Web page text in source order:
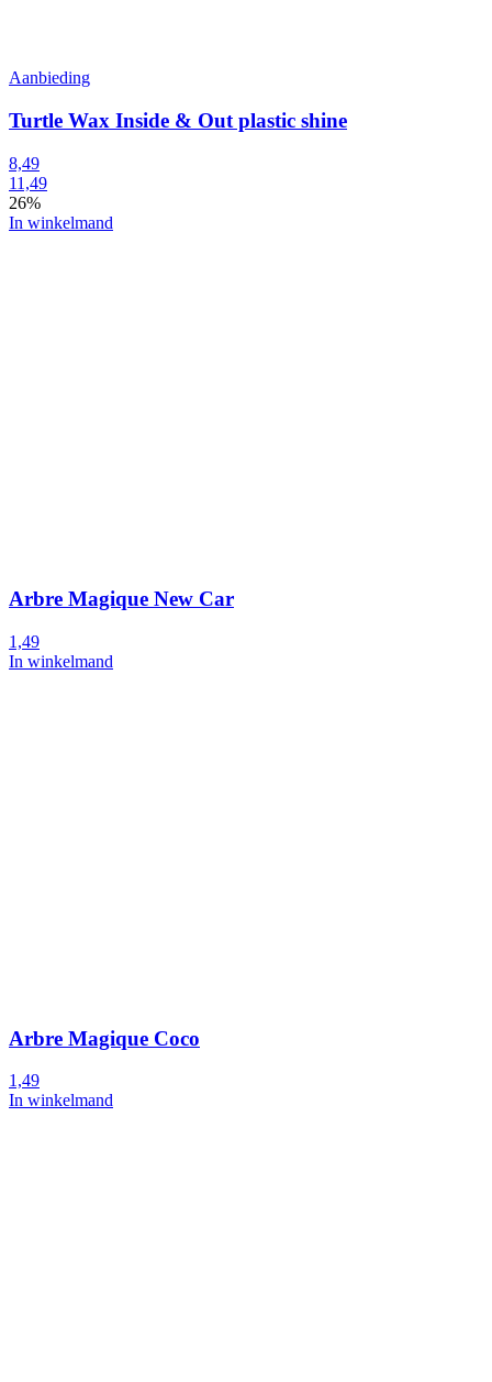
Aanbieding
Turtle Wax Inside & Out plastic shine
8,49
11,49
26%
In winkelmand
Arbre Magique New Car
1,49
In winkelmand
Arbre Magique Coco
1,49
In winkelmand